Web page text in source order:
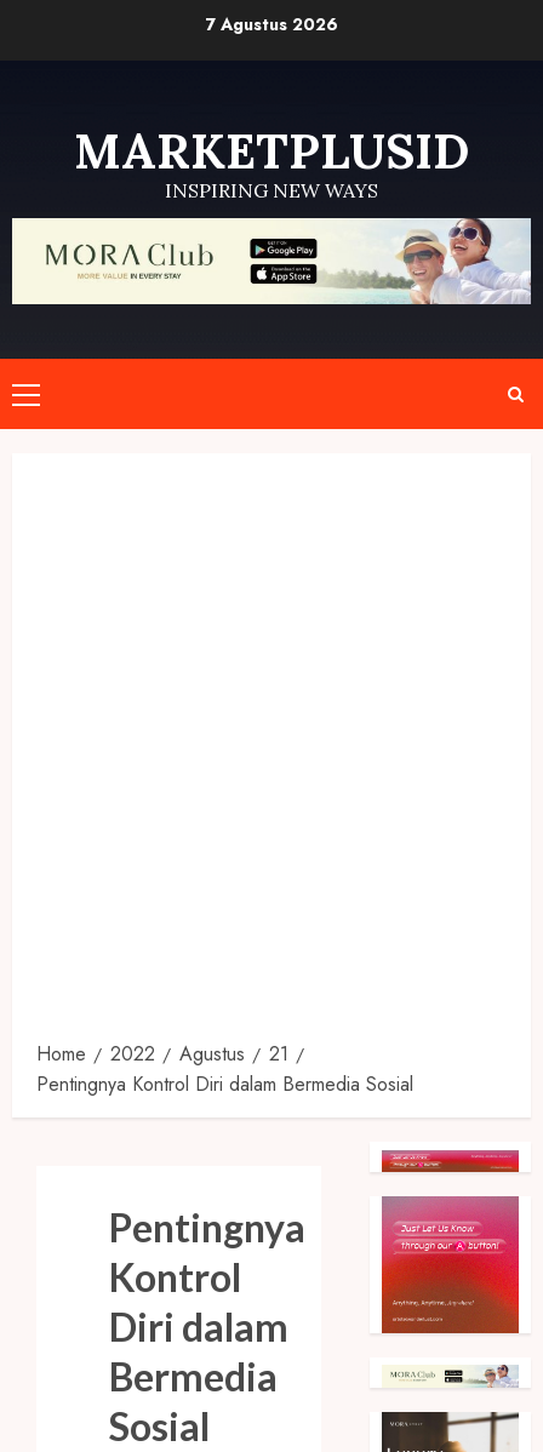
7 Agustus 2026
MARKETPLUSID
INSPIRING NEW WAYS
Primary
Menu
Home 2022 Agustus
21
Pentingnya Kontrol Diri dalam Bermedia Sosial
Pentingnya
Kontrol
Diri dalam
Bermedia
Sosial